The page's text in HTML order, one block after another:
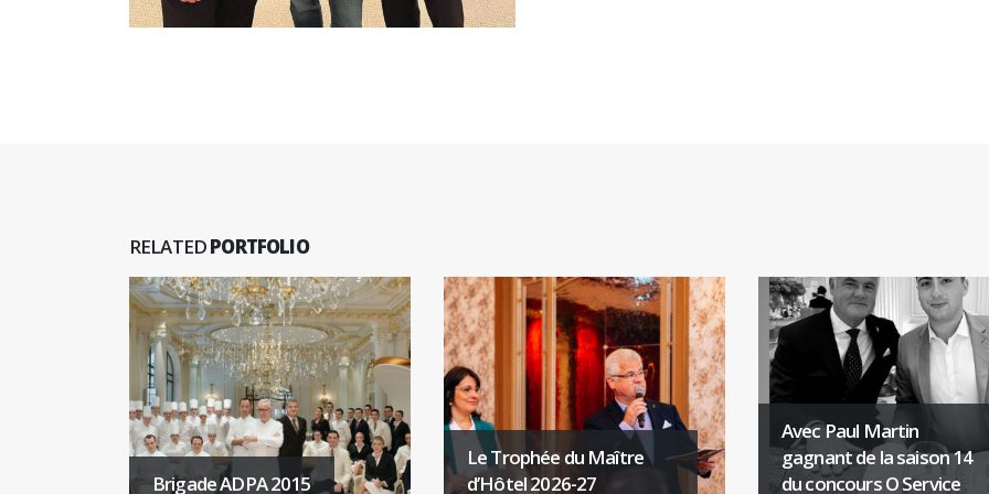
RELATEDPORTFOLIO
Brigade ADPA 2015
Le Trophée du Maître
d’Hôtel 2026-27
Avec Paul Martin
gagnant de la saison 14
du concours O Service